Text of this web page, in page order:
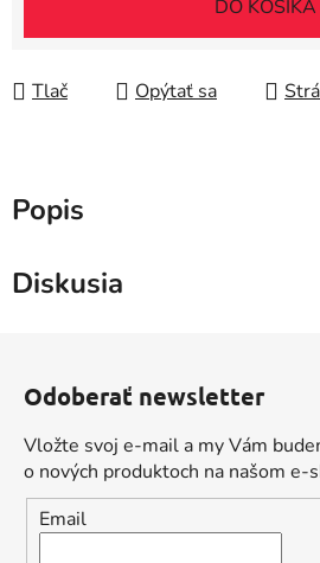
DO KOŠÍKA
Tlač Opýtať sa
Popis
Diskusia
Odoberať newsletter
Vložte svoj e-mail a my Vám
o nových produktoch na našom e-
Email